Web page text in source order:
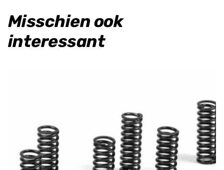
Misschien ook
interessant